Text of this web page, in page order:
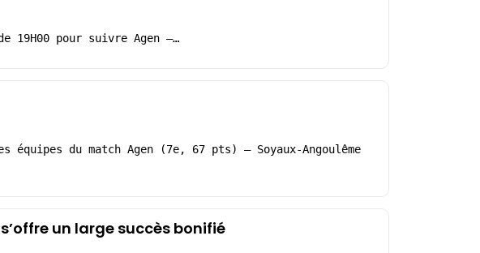
19H00 pour suivre Agen –…
équipes du match Agen (7e, 67 pts) – Soyaux-Angoulême
un large succès bonifié